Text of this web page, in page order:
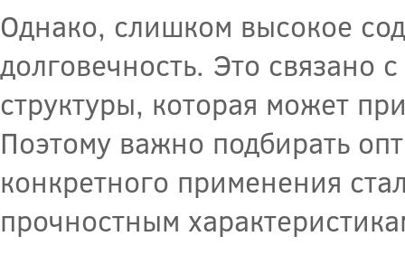
Однако, слишком высокое
долговечность. Это связано
структуры, которая может
Поэтому важно подбирать
конкретного применения
прочностным